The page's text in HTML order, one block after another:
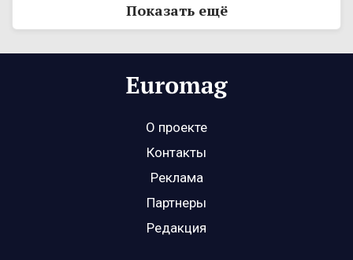
Показать ещё
О проекте
Контакты
Реклама
Партнеры
Редакция